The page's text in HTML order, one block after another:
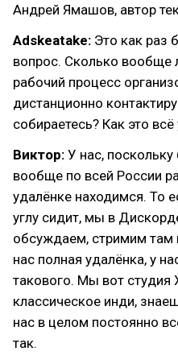
Андрей Ямашов, автор
Adskeatake: Это как раз
вопрос. Сколько вообще
рабочий процесс
дистанционно
собираетесь? Как это
Виктор: У нас,
вообще по всей России
удалёнке находимся. То
углу сидит, мы в
обсуждаем, стримим там
нас полная удалёнка, у
такового. Мы вот студия
классическое инди,
нас в целом постоянно
так.